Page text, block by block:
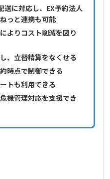
送に対応し、EX予約法人
っと連携も可能
よりコスト削減を図り
、立替精算をなくせる
時点で制御できる
トも利用できる
機管理対応を支援でき